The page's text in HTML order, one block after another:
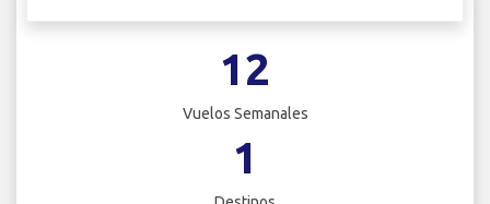
12
Vuelos Semanales
1